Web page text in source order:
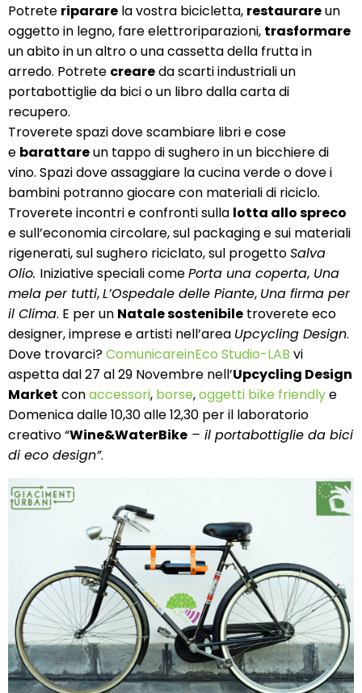
Potrete riparare la vostra bicicletta, restaurareun
oggetto in legno, fare elettroriparazioni, trasformare
un abito in un altro o una cassetta della frutta in
arredo. Potrete creareda scarti industriali un
portabottiglie da bici o un libro dalla carta di
recupero.
Troverete spazi dove scambiare libri e cose
e barattareun tappo di sughero in un bicchiere di
vino. Spazi dove assaggiare la cucina verde o dove i
bambini potranno giocare con materiali di riciclo.
Troverete incontri e confronti sulla lotta allo spreco
e sull’economia circolare, sul packaging e sui materiali
rigenerati, sul sughero riciclato, sul progettoSalva
Olio. Iniziative speciali comePorta una coperta, Una
mela per tutti,L’Ospedale delle Piante, Una firma per
il Clima. E per un Natale sostenibile troverete eco
designer, imprese e artisti nell’area Upcycling Design.
Dove trovarci?ComunicareinEco Studio-LAB vi
aspetta dal 27 al 29 Novembre nell’Upcycling Design
Market conaccessori, borse,oggetti bike friendlye
Domenica dalle 10,30 alle 12,30 per il laboratorio
creativo “Wine&WaterBike – il portabottiglie da bici
di eco design”.